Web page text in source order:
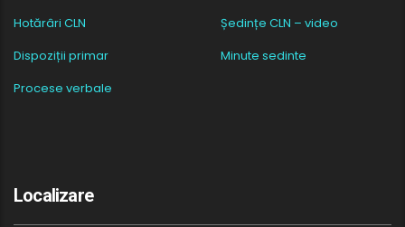
Hotărâri CLN
Ședințe CLN – video
Dispoziții primar
Minute sedinte
Procese verbale
Localizare